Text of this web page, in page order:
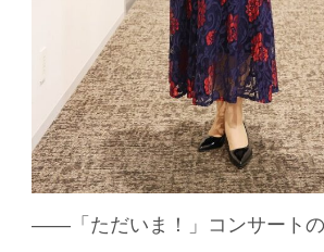
――「ただいま！」コンサート